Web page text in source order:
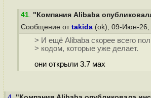
41. "Компания Alibaba
Сообщение от takida (ok), 09-Июн-26,
> И ещё Alibaba скорее всего
> кодом, которые уже делает.
они открыли 3.7 мах